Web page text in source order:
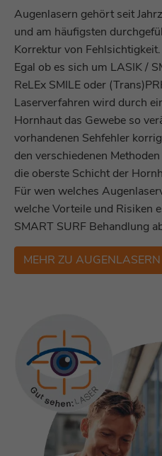
Augenlasern gehört seit
und am häufigsten
Korrektur von Fehlsichtigkeit.
Egal ob es sich um LASIK /
ReLEx SMILE oder
Laserverfahren wird durch
Hornhaut das Gewebe so
vorhandenen Sehfehler
den verschiedenen
die oberste Schicht der
Für wen welches
welche Vorteile und Risiken
SMART SURF Behandlung
MEHR ZU AUGENLASERN